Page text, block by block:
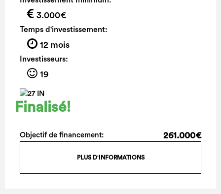
3.000€
Temps d'investissement:
12 mois
Investisseurs:
19
Finalisé!
Objectif de financement: 261.000€
PLUS D'INFORMATIONS